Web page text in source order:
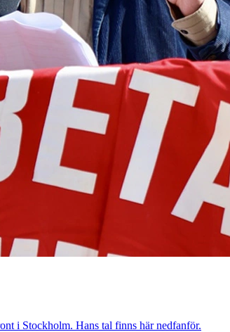
i Stockholm. Hans tal finns här nedfanför.